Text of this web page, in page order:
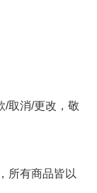
/取消/更改，敬
所有商品皆以